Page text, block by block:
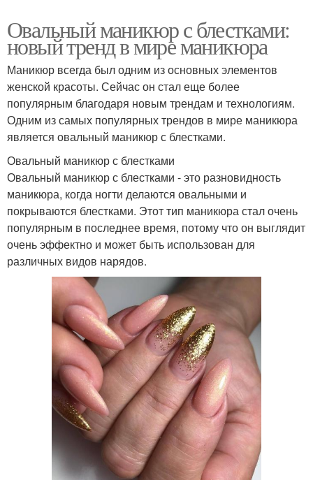
Овальный маникюр с блестками:
новый тренд в мире маникюра
Маникюр всегда был одним из основных элементов
женской красоты. Сейчас он стал еще более
популярным благодаря новым трендам и технологиям.
Одним из самых популярных трендов в мире маникюра
является овальный маникюр с блестками.
Овальный маникюр с блестками
Овальный маникюр с блестками - это разновидность
маникюра, когда ногти делаются овальными и
покрываются блестками. Этот тип маникюра стал очень
популярным в последнее время, потому что он выглядит
очень эффектно и может быть использован для
различных видов нарядов.